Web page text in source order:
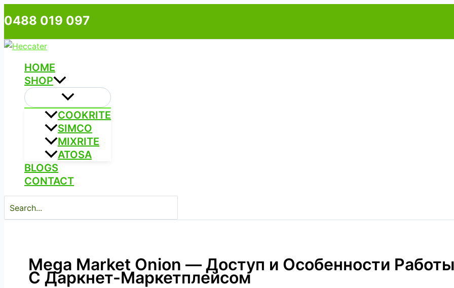
Skip
to
0488 019 097
HOME
SHOP
COOKRITE
SIMCO
MIXRITE
ATOSA
BLOGS
CONTACT
for:
Mega Market Onion — Доступ и Особенности Работы
С Даркнет-Маркетплейсом
Type
here..
Name* Email* Website